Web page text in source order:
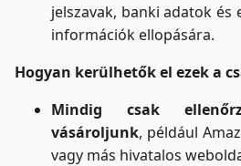
jelszavak, banki adatok
információk ellopására.
Hogyan kerülhetők el ezek a
Mindig csak
vásároljunk, például
vagy más hivatalos